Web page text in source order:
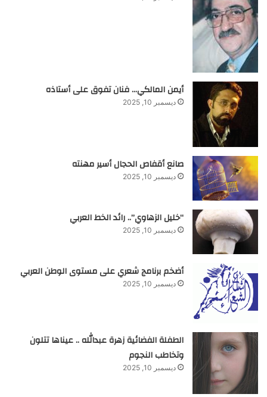
أيمن المالكي… فنان تفوق على أستاذه
ديسمبر 10, 2025
صانع أقفاص الحجال أسير مهنته
ديسمبر 10, 2025
“خليل الزهاوي”.. رائد الخط العربي
ديسمبر 10, 2025
أضخم برنامج شعري على مستوى الوطن العربي
ديسمبر 10, 2025
الطفلة الفضائية زهرة عبدالله .. عيناها تتلون
وتخاطب النجوم
ديسمبر 10, 2025